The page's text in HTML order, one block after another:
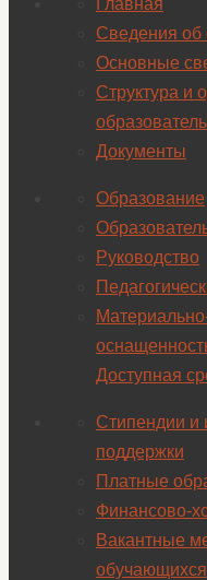
Сведения об
Основные
Структура и
Документы
Образование
Руководство
Доступная
Стипендии и
поддержки
Платные
Финансово-
Вакантные
обучающихся